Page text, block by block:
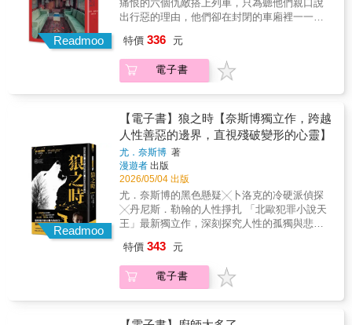
前，安娜的父親在戰爭期間因為一樁人為的火
車爆炸事故而被陷害入獄，不但導致鐵路公司
名譽掃地、慘遭收購，他和妻子也賠上性命。
調查，卻苦無進展。如今安娜接手了這項任
務，她向當時導致她父親被定罪的六位案件關
係人寄出邀請函，告訴他們如果不想讓當年的
快車。這些乘客包括她父親生前的管家、祕
書、公司合夥人、工程師等，安娜想要先聽聽
他們交代當年為什麼蓄意誣陷無辜，再將他們
交給預計在車站守候的芝加哥聯邦調查局人
員。晚間八點，所有人聚集到餐廳車廂，安娜
按照計畫向乘客們宣告邀請他們搭上這班列車
的原因，並且強調中途沒有任何停靠站，跳車
必死無疑，終點站已有調查局探員在等待。她
裁。然而，不論是嚴詞否認或愧疚吐實，乘客
開始按照車廂房間的順序逐一遭到殺害，車上
籠罩著恐慌，還活著的乘客紛紛指控安娜對他
安娜必須保護剩餘的乘客平安活到終點站，更
Readmoo
痛恨的六個仇敵搭上列車，只為聽他們親口說
出行惡的理由，他們卻在封閉的車廂裡一一身
為的那個人》作者最新力作★ 空降《紐約時
報》暢銷書排行榜、亞馬遜網路書店驚悚小說
榜#3★《家弒服務》作者芙麗達‧麥法登推薦：
航空正要開始取代鐵路，但仍有許多長途路線
的高級列車為旅客提供豪華服務；由費城開往
芝加哥、行駛時間十四小時的直達車「鳳凰號
特快車」就是其中之一。今夜出發的這班列
車，行程由這家鐵路公司創辦人的女兒安娜‧馬
松森特別規劃，車上只有六位乘客。十二年
前，安娜的父親在戰爭期間因為一樁人為的火
車爆炸事故而被陷害入獄，不但導致鐵路公司
名譽掃地、慘遭收購，他和妻子也賠上性命。
他的親戚不斷嘗試聯絡事故死者家屬爭取重新
務，她向當時導致她父親被定罪的六位案件關
係人寄出邀請函，告訴他們如果不想讓當年的
虧心事曝光，就必須搭上今夜的這班鳳凰號特
特價 336 元
電子書
Readmoo
【電子書】狼之時【奈斯博獨立作，跨越
人性善惡的邊界，直視殘破變形的心靈】
尤．奈斯博 著
漫遊者 出版
2026/05/04 出版
尤．奈斯博的黑色懸疑╳卜洛克的冷硬派偵探
╳丹尼斯．勒翰的人性掙扎 「北歐犯罪小說天
王」最新獨立作，深刻探究人性的孤獨與悲傷
成駭人的怪物？ 他犯罪的動力是悲傷，是失去
家人的痛，是對這社會的恨。 在這座冷冽的城
市，最致命的武器或許不是槍枝，而是足以將
處獵殺。他的目標看似毫無關聯：一名黑幫槍
特價 343 元
電子書